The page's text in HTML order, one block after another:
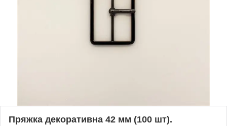
Пряжка декоративна 42 мм (100 шт).